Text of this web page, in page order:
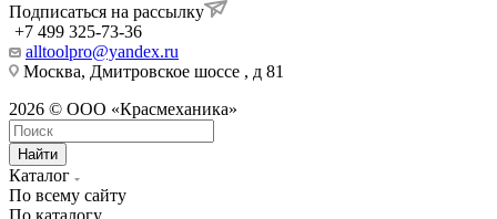
Подписаться на рассылку
+7 499 325-73-36
alltoolpro@yandex.ru
Москва, Дмитровское шоссе , д 81
2026 © ООО «Красмеханика»
Найти
Каталог
По всему сайту
По каталогу